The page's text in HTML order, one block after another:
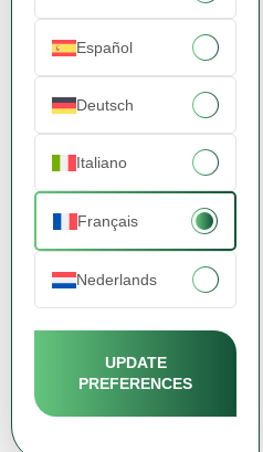
Español
Deutsch
Italiano
Français
Nederlands
UPDATE
PREFERENCES
Créatine 200 Mesh
(Date de péremption
proche)
4,67 EUR